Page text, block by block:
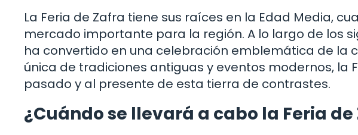
La Feria de Zafra tiene sus raíces en la Edad Media,
mercado importante para la región. A lo largo de los
ha convertido en una celebración emblemática de la
única de tradiciones antiguas y eventos modernos, la
pasado y al presente de esta tierra de contrastes.
¿Cuándo se llevará a cabo la Feria